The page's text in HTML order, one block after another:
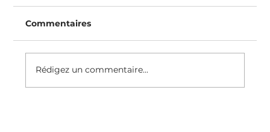
Commentaires
Rédigez un commentaire...